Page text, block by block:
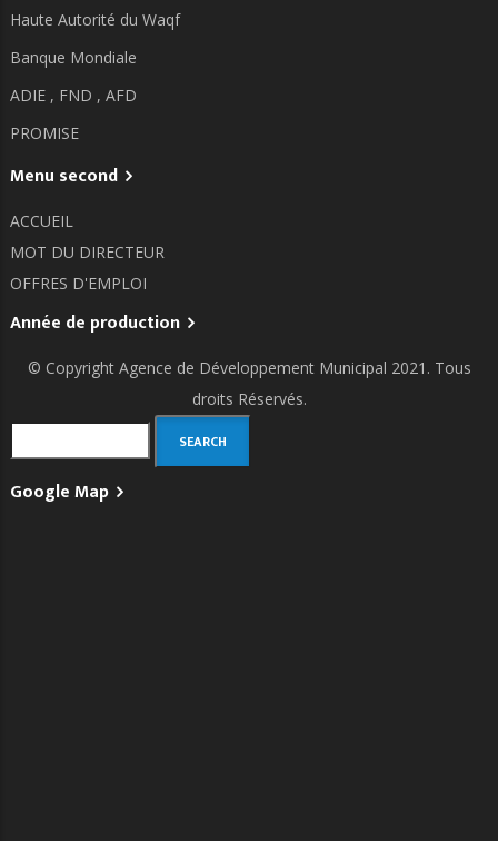
Haute Autorité du Waqf
Banque Mondiale
ADIE , FND , AFD
PROMISE
Menu second
ACCUEIL
MOT DU DIRECTEUR
OFFRES D'EMPLOI
Année de production
© Copyright Agence de Développement Municipal 2021. Tous
droits Réservés.
Google Map